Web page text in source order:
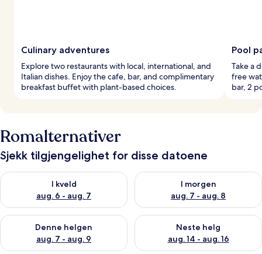
Culinary adventures
Explore two restaurants with local, international, and
Italian dishes. Enjoy the cafe, bar, and complimentary
breakfast buffet with plant-based choices.
Pool
Take a
free
bar, 2
Romalternativer
Sjekk tilgjengelighet for disse datoene
I kveld
aug. 6 - aug. 7
Sjekk tilgjengelighet for i kveld, aug. 6 - aug. 7
I morgen
aug. 7 - aug. 8
Sjekk tilgjengelighet for i
Denne helgen
aug. 7 - aug. 9
Sjekk tilgjengelighet for denne helgen, aug. 7 - aug. 9
Neste helg
aug. 14 - aug. 16
Sjekk tilgjengelighet for neste